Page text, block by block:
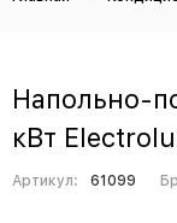
Напольно-
кВт
Артикул: 61099